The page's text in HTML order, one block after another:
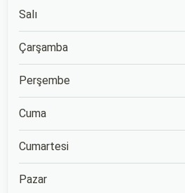
Salı
Çarşamba
Perşembe
Cuma
Cumartesi
Pazar